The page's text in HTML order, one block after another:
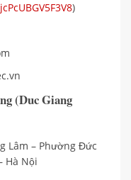
)
(Duc Giang
Lâm – Phường Đức
Hà Nội